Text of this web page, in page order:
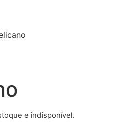
e indisponível.